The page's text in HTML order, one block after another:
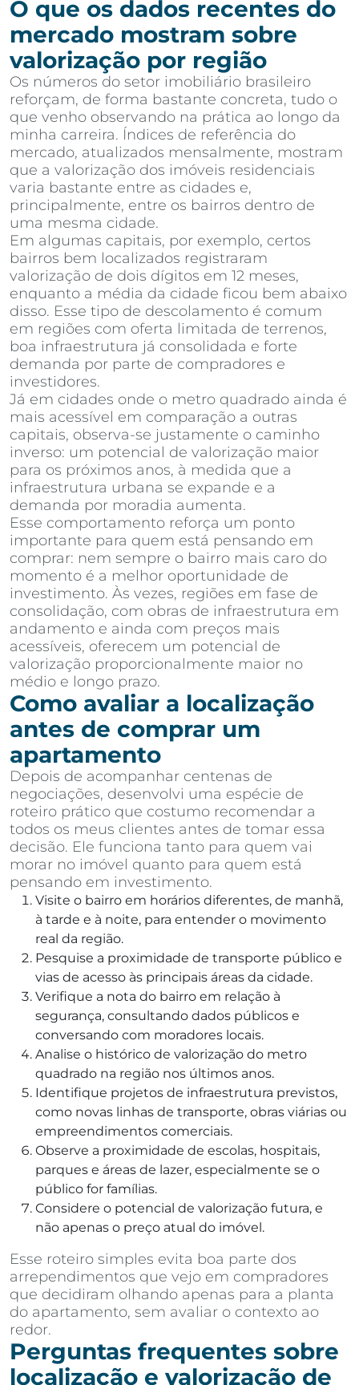
O que os dados recentes do
mercado mostram sobre
valorização por região
Os números do setor imobiliário brasileiro
reforçam, de forma bastante concreta, tudo o
que venho observando na prática ao longo da
minha carreira. Índices de referência do
mercado, atualizados mensalmente, mostram
que a valorização dos imóveis residenciais
varia bastante entre as cidades e,
principalmente, entre os bairros dentro de
uma mesma cidade.
Em algumas capitais, por exemplo, certos
bairros bem localizados registraram
valorização de dois dígitos em 12 meses,
enquanto a média da cidade ficou bem abaixo
disso. Esse tipo de descolamento é comum
em regiões com oferta limitada de terrenos,
boa infraestrutura já consolidada e forte
demanda por parte de compradores e
investidores.
Já em cidades onde o metro quadrado ainda é
mais acessível em comparação a outras
capitais, observa-se justamente o caminho
inverso: um potencial de valorização maior
para os próximos anos, à medida que a
infraestrutura urbana se expande e a
demanda por moradia aumenta.
Esse comportamento reforça um ponto
importante para quem está pensando em
comprar: nem sempre o bairro mais caro do
momento é a melhor oportunidade de
investimento. Às vezes, regiões em fase de
consolidação, com obras de infraestrutura em
andamento e ainda com preços mais
acessíveis, oferecem um potencial de
valorização proporcionalmente maior no
médio e longo prazo.
Como avaliar a localização
antes de comprar um
apartamento
Depois de acompanhar centenas de
negociações, desenvolvi uma espécie de
roteiro prático que costumo recomendar a
todos os meus clientes antes de tomar essa
decisão. Ele funciona tanto para quem vai
morar no imóvel quanto para quem está
pensando em investimento.
Visite o bairro em horários diferentes, de manhã,
à tarde e à noite, para entender o movimento
real da região.
Pesquise a proximidade de transporte público e
vias de acesso às principais áreas da cidade.
Verifique a nota do bairro em relação à
segurança, consultando dados públicos e
conversando com moradores locais.
Analise o histórico de valorização do metro
quadrado na região nos últimos anos.
Identifique projetos de infraestrutura previstos,
como novas linhas de transporte, obras viárias ou
empreendimentos comerciais.
Observe a proximidade de escolas, hospitais,
parques e áreas de lazer, especialmente se o
público for famílias.
Considere o potencial de valorização futura, e
não apenas o preço atual do imóvel.
Esse roteiro simples evita boa parte dos
arrependimentos que vejo em compradores
que decidiram olhando apenas para a planta
do apartamento, sem avaliar o contexto ao
redor.
Perguntas frequentes sobre
localização e valorização de